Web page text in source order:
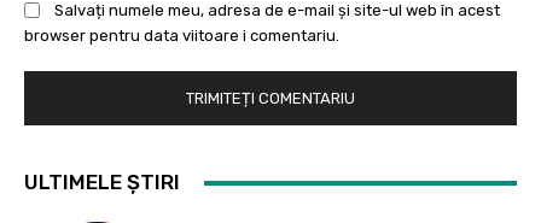
Salvați numele meu, adresa de e-mail și site-ul web în acest
browser pentru data viitoare i comentariu.
ULTIMELE ȘTIRI